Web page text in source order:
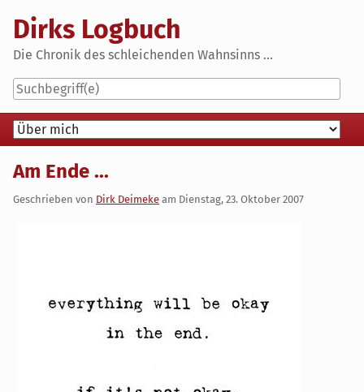
content
Dirks Logbuch
Die Chronik des schleichenden Wahnsinns ...
Navigation
Am Ende ...
Geschrieben von Dirk Deimeke am Dienstag, 23. Oktober 2007